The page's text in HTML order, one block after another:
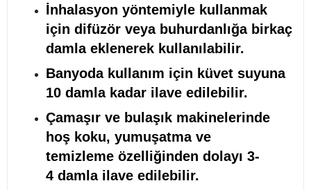
İnhalasyon yöntemiyle kullanmak
için difüzör veya buhurdanlığa birkaç
damla eklenerek kullanılabilir.
Banyoda kullanım için küvet suyuna
10 damla kadar ilave edilebilir.
Çamaşır ve bulaşık makinelerinde
hoş koku, yumuşatma ve
temizleme özelliğinden dolayı 3-
4 damla ilave edilebilir.